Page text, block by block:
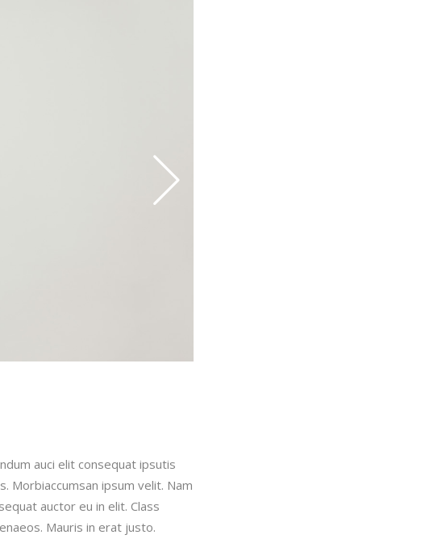
auci elit consequat ipsutis
Morbiaccumsan ipsum velit. Nam
auctor eu in elit. Class
Mauris in erat justo.